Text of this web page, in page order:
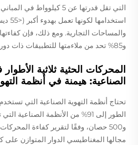
التي تقل قدرتها عن 5 كيلوواط
و85% تحد من ملاءمتها للتطبيقات ذات دورة العمل العالية.
المحركات الحثية ثلاثية
الصناعية: هيمنة في أنظمة
تحتاج أنظمة التهوية الصناعية التي